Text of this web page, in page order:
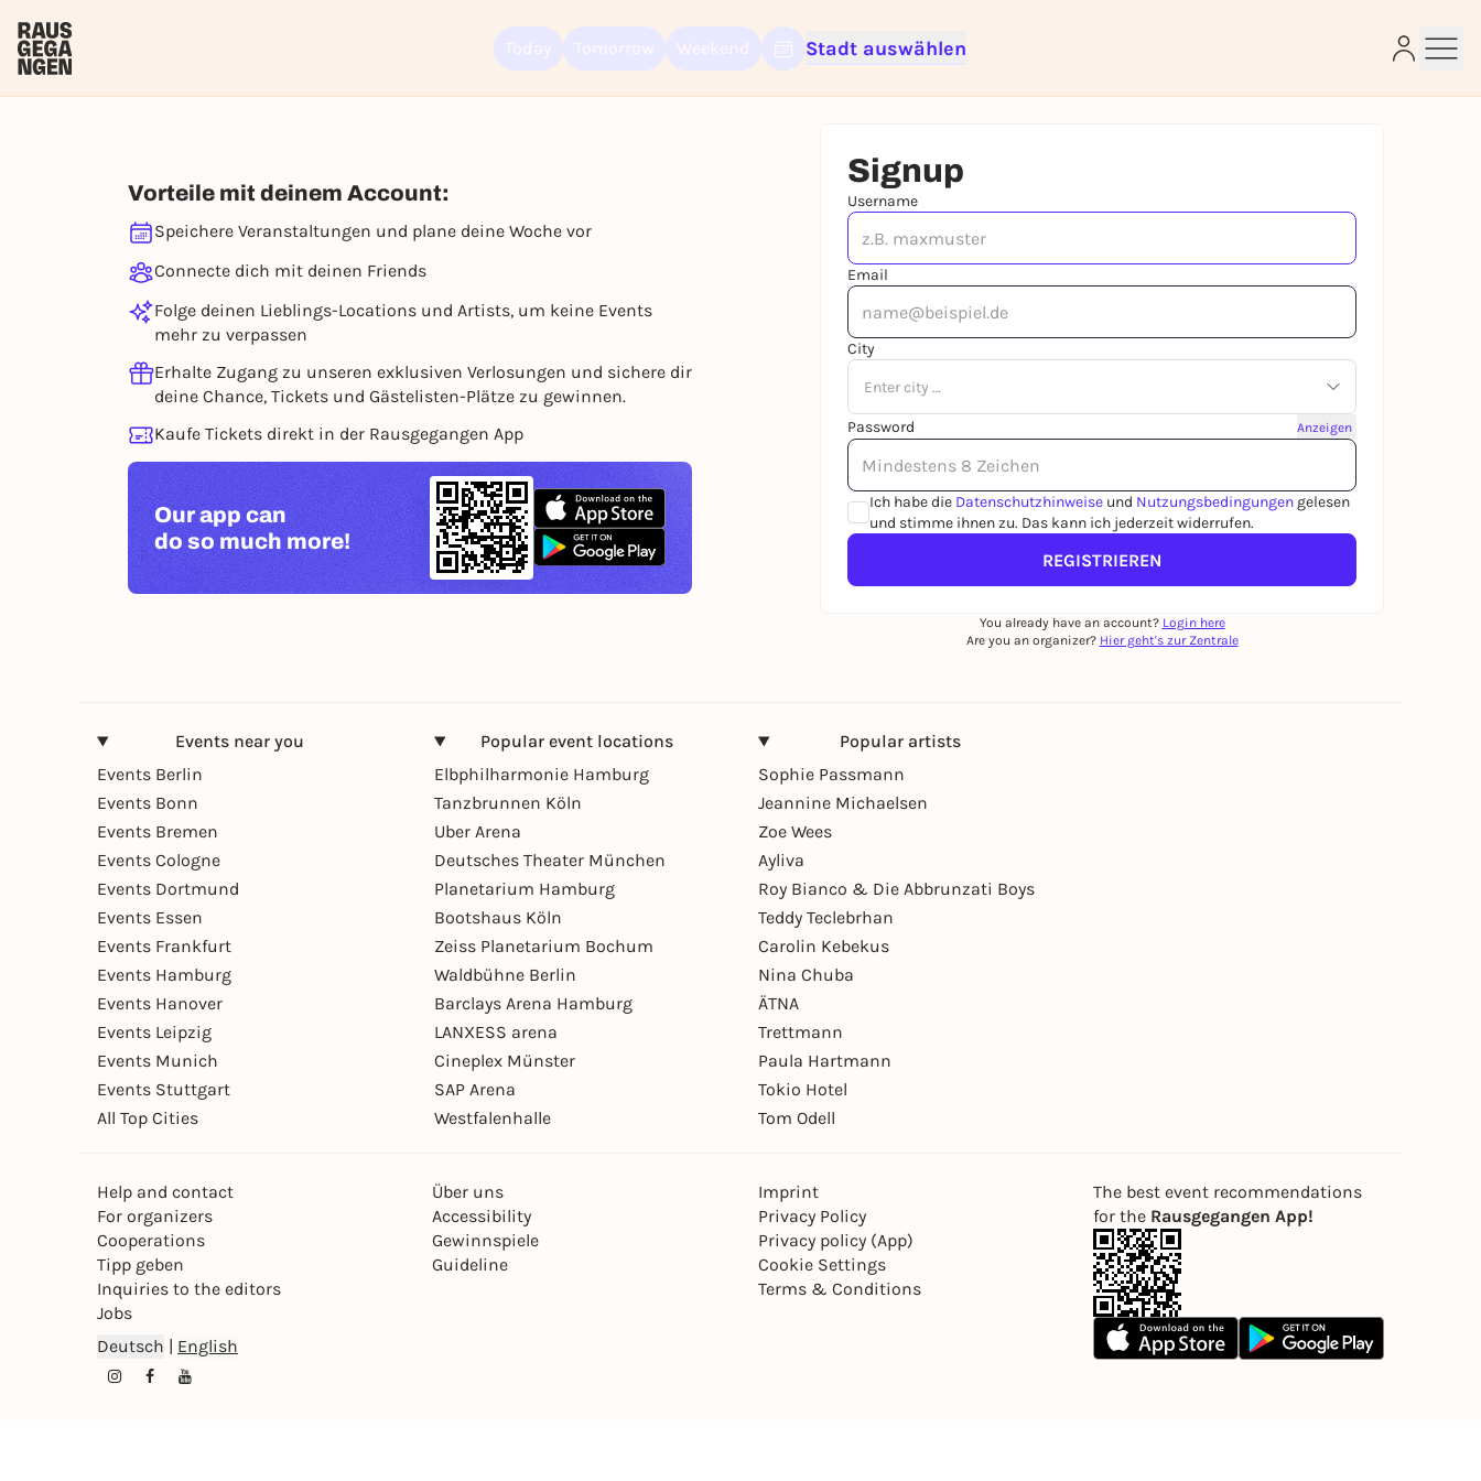
Stadt auswählen
Vorteile mit deinem Account:
Speichere Veranstaltungen und plane deine Woche vor
Connecte dich mit deinen Friends
Folge deinen Lieblings-Locations und Artists, um keine Events
mehr zu verpassen
Erhalte Zugang zu unseren exklusiven Verlosungen und sichere dir
deine Chance, Tickets und Gästelisten-Plätze zu gewinnen.
Kaufe Tickets direkt in der Rausgegangen App
Our app can
do so much more!
Signup
Username
Email
City
Enter city …
Password Anzeigen
Ich habe die Datenschutzhinweise und Nutzungsbedingungen gelesen
und stimme ihnen zu. Das kann ich jederzeit widerrufen.
REGISTRIEREN
You already have an account? Login here
Are you an organizer? Hier geht's zur Zentrale
Events near you
Events Berlin
Events Bonn
Events Bremen
Events Cologne
Events Dortmund
Events Essen
Events Frankfurt
Events Hamburg
Events Hanover
Events Leipzig
Events Munich
Events Stuttgart
All Top Cities
Popular event locations
Elbphilharmonie Hamburg
Tanzbrunnen Köln
Uber Arena
Deutsches Theater München
Planetarium Hamburg
Bootshaus Köln
Zeiss Planetarium Bochum
Waldbühne Berlin
Barclays Arena Hamburg
LANXESS arena
Cineplex Münster
SAP Arena
Westfalenhalle
Popular artists
Sophie Passmann
Jeannine Michaelsen
Zoe Wees
Ayliva
Roy Bianco & Die Abbrunzati Boys
Teddy Teclebrhan
Carolin Kebekus
Nina Chuba
ÄTNA
Trettmann
Paula Hartmann
Tokio Hotel
Tom Odell
Help and contact
For organizers
Cooperations
Tipp geben
Inquiries to the editors
Jobs
Über uns
Accessibility
Gewinnspiele
Guideline
Imprint
Privacy Policy
Privacy policy (App)
Cookie Settings
Terms & Conditions
Deutsch | English
The best event recommendations
for the Rausgegangen App!
Sign up for free and get started right away
Log in now